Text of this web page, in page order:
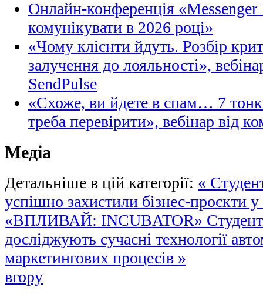
Онлайн-конференція
комунікувати в 2026 році»
«Чому клієнти йдуть. Розбір
залучення до лояльності»,
SendPulse
«Схоже, ви йдете в спам… 7
треба перевірити», вебінар від
Медіа
Детальніше в цій категорії: «
успішно захистили бізнес-проєкти
«ВПЛИВАЙ: INCUBATOR»
досліджують сучасні технології
маркетингових процесів »
вгору